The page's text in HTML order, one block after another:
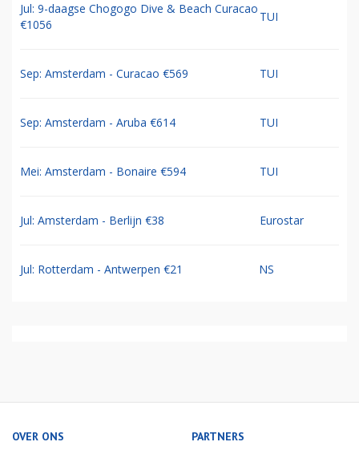
Jul: 9-daagse Chogogo Dive & Beach Curacao
€1056
TUI
Sep: Amsterdam - Curacao €569 TUI
Sep: Amsterdam - Aruba €614 TUI
Mei: Amsterdam - Bonaire €594 TUI
Jul: Amsterdam - Berlijn €38 Eurostar
Jul: Rotterdam - Antwerpen €21 NS
OVER ONS PARTNERS